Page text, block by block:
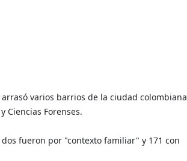
varios barrios de la ciudad colombiana
Ciencias Forenses.
fueron por "contexto familiar" y 171 con